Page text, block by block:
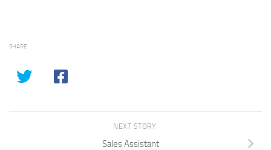
SHARE
NEXT STORY
Sales Assistant